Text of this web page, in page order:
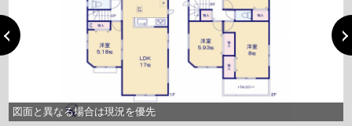
図面と異なる場合は現況を優先